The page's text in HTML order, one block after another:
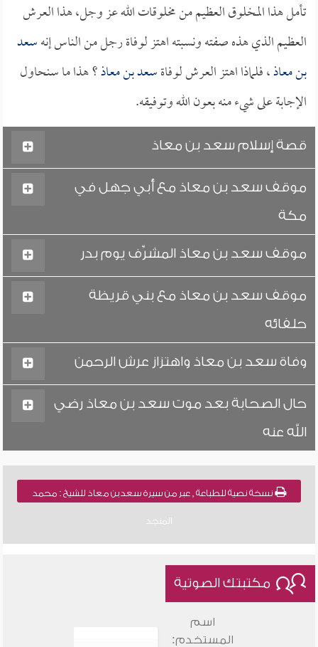
تأمل هذا المخلوق العظيم من مخلوقات الله عز وجل، هذا العرش
العظيم الذي هذه صفته ونسبته اهتز لوفاة رجل من الناس إنهسعد
بن معاذ، فلماذا اهتز العرش لوفاةسعد بن معاذ؟ هذا ما سنحاول
الإجابة على شيء منه بعون الله وتوفيقه.
قصة إسلام سعد بن معاذ
موقف سعد بن معاذ مع أبي جهل في
مكة
موقف سعد بن معاذ المشرِّف يوم بدر
موقف سعد بن معاذ مع بني قريظة
حلفائه
وفاة سعد بن معاذ واهتزاز عرش الرحمن
حال الصحابة بعد موت سعد بن معاذ رضي
الله عنه
نسخة نصية للطباعة , عبر من سيرة سعد بن معاذ للشيخ : محمد
المنجد
مكتبتك الصوتية
اسم
المستخدم: